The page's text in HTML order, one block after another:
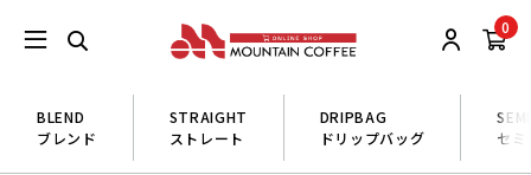
0
BLEND
ブレンド
STRAIGHT
ストレート
DRIPBAG
ドリップバッグ
セ